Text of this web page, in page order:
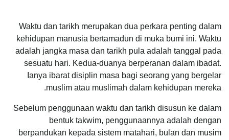
Waktu dan tarikh merupakan dua perkara penting dalam
kehidupan manusia bertamadun di muka bumi ini. Waktu
adalah jangka masa dan tarikh pula adalah tanggal pada
sesuatu hari. Kedua-duanya berperanan dalam ibadat.
Ianya ibarat disiplin masa bagi seorang yang bergelar
muslim atau muslimah dalam kehidupan mereka.
Sebelum penggunaan waktu dan tarikh disusun ke dalam
bentuk takwim, penggunaannya adalah dengan
berpandukan kepada sistem matahari, bulan dan musim